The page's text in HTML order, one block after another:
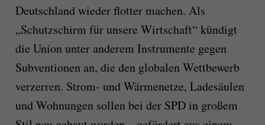
Deutschland wieder flotter machen. Als
„Schutzschirm für unsere Wirtschaft“ kündigt
die Union unter anderem Instrumente gegen
Subventionen an, die den globalen Wettbewerb
verzerren. Strom- und Wärmenetze, Ladesäulen
und Wohnungen sollen bei der SPD in großem